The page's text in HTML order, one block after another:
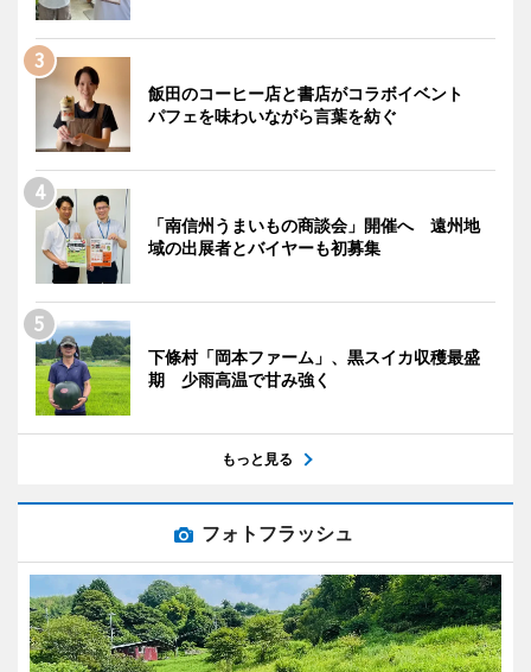
飯田のコーヒー店と書店がコラボイベント
パフェを味わいながら言葉を紡ぐ
「南信州うまいもの商談会」開催へ 遠州地
域の出展者とバイヤーも初募集
下條村「岡本ファーム」、黒スイカ収穫最盛
期 少雨高温で甘み強く
もっと見る
フォトフラッシュ